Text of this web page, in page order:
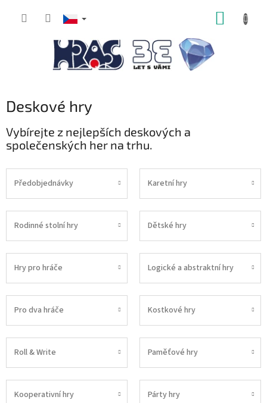
Deskové hry
Vybírejte z nejlepších deskových a
společenských her na trhu.
Předobjednávky Karetní hry
Rodinné stolní hry Dětské hry
Hry pro hráče Logické a abstraktní hry
Pro dva hráče Kostkové hry
Roll & Write Paměťové hry
Kooperativní hry Párty hry